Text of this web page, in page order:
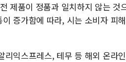
제품이 정품과 일치하지 않는
이 증가함에 따라, 시는 소비자 피
리익스프레스, 테무 등 해외 온라